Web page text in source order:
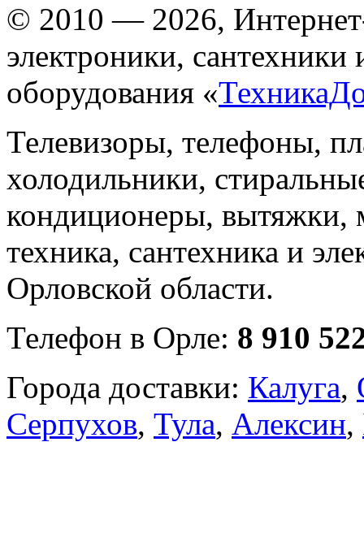
© 2010 — 2026,
электроники, сантехники
оборудования «
Телевизоры, телефоны,
холодильники,
кондиционеры, вытяжки,
техника, сантехника и
Орловской области.
Телефон в Орле: 8 910
Города доставки: Калуга,
Серпухов, Тула, Алексин,